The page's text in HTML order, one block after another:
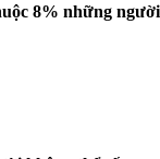
8% những